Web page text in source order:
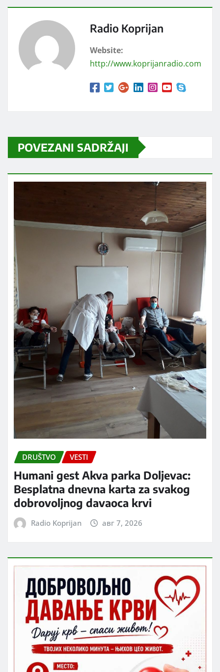
Radio Koprijan
Website:
http://www.koprijanradio.com
POVEZANI SADRŽAJI
DRUŠTVO VESTI
Humani gest Akva parka Doljevac:
Besplatna dnevna karta za svakog
dobrovoljnog davaoca krvi
Radio Koprijan авг 7, 2026